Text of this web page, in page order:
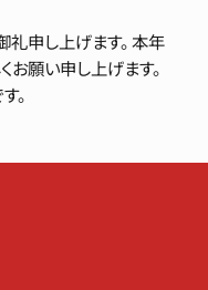
礼申し上げます。 本年
お願い申し上げます。
。